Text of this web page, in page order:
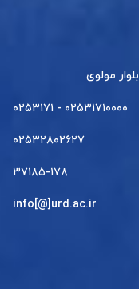
مولوی
۰۲۵۳۱۷۱۰۰۰۰ - ۰۲۵۳۱۷۱
۰۲۵۳۲۸۰۲۶۲۷
۳۷۱۸۵-۱۷۸
info[@]urd.ac.ir